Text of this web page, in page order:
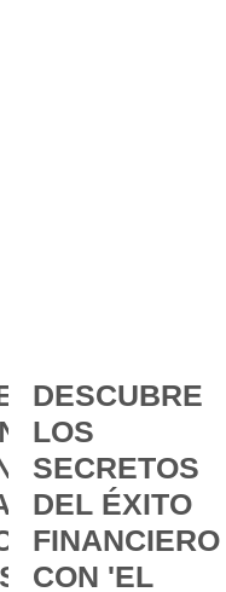
LA
DESCUBRE
LOS
SECRETOS
DEL ÉXITO
FINANCIERO
CON 'EL